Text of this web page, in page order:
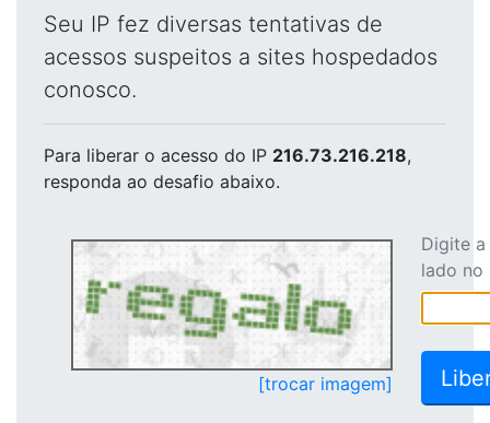
Seu IP fez diversas tentativas de
acessos suspeitos a sites hospedados
conosco.
Para liberar o acesso do IP 216.73.216.218,
responda ao desafio abaixo.
[trocar imagem]
Digite
lado no